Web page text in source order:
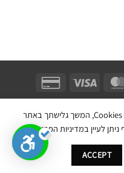
ע''י:
לידיעתך, באתר זה נעשה שימוש בקבצי Cookies, המשך גלישתך באתר
לעיין במדיניות הפרטיות.
ACCEPT